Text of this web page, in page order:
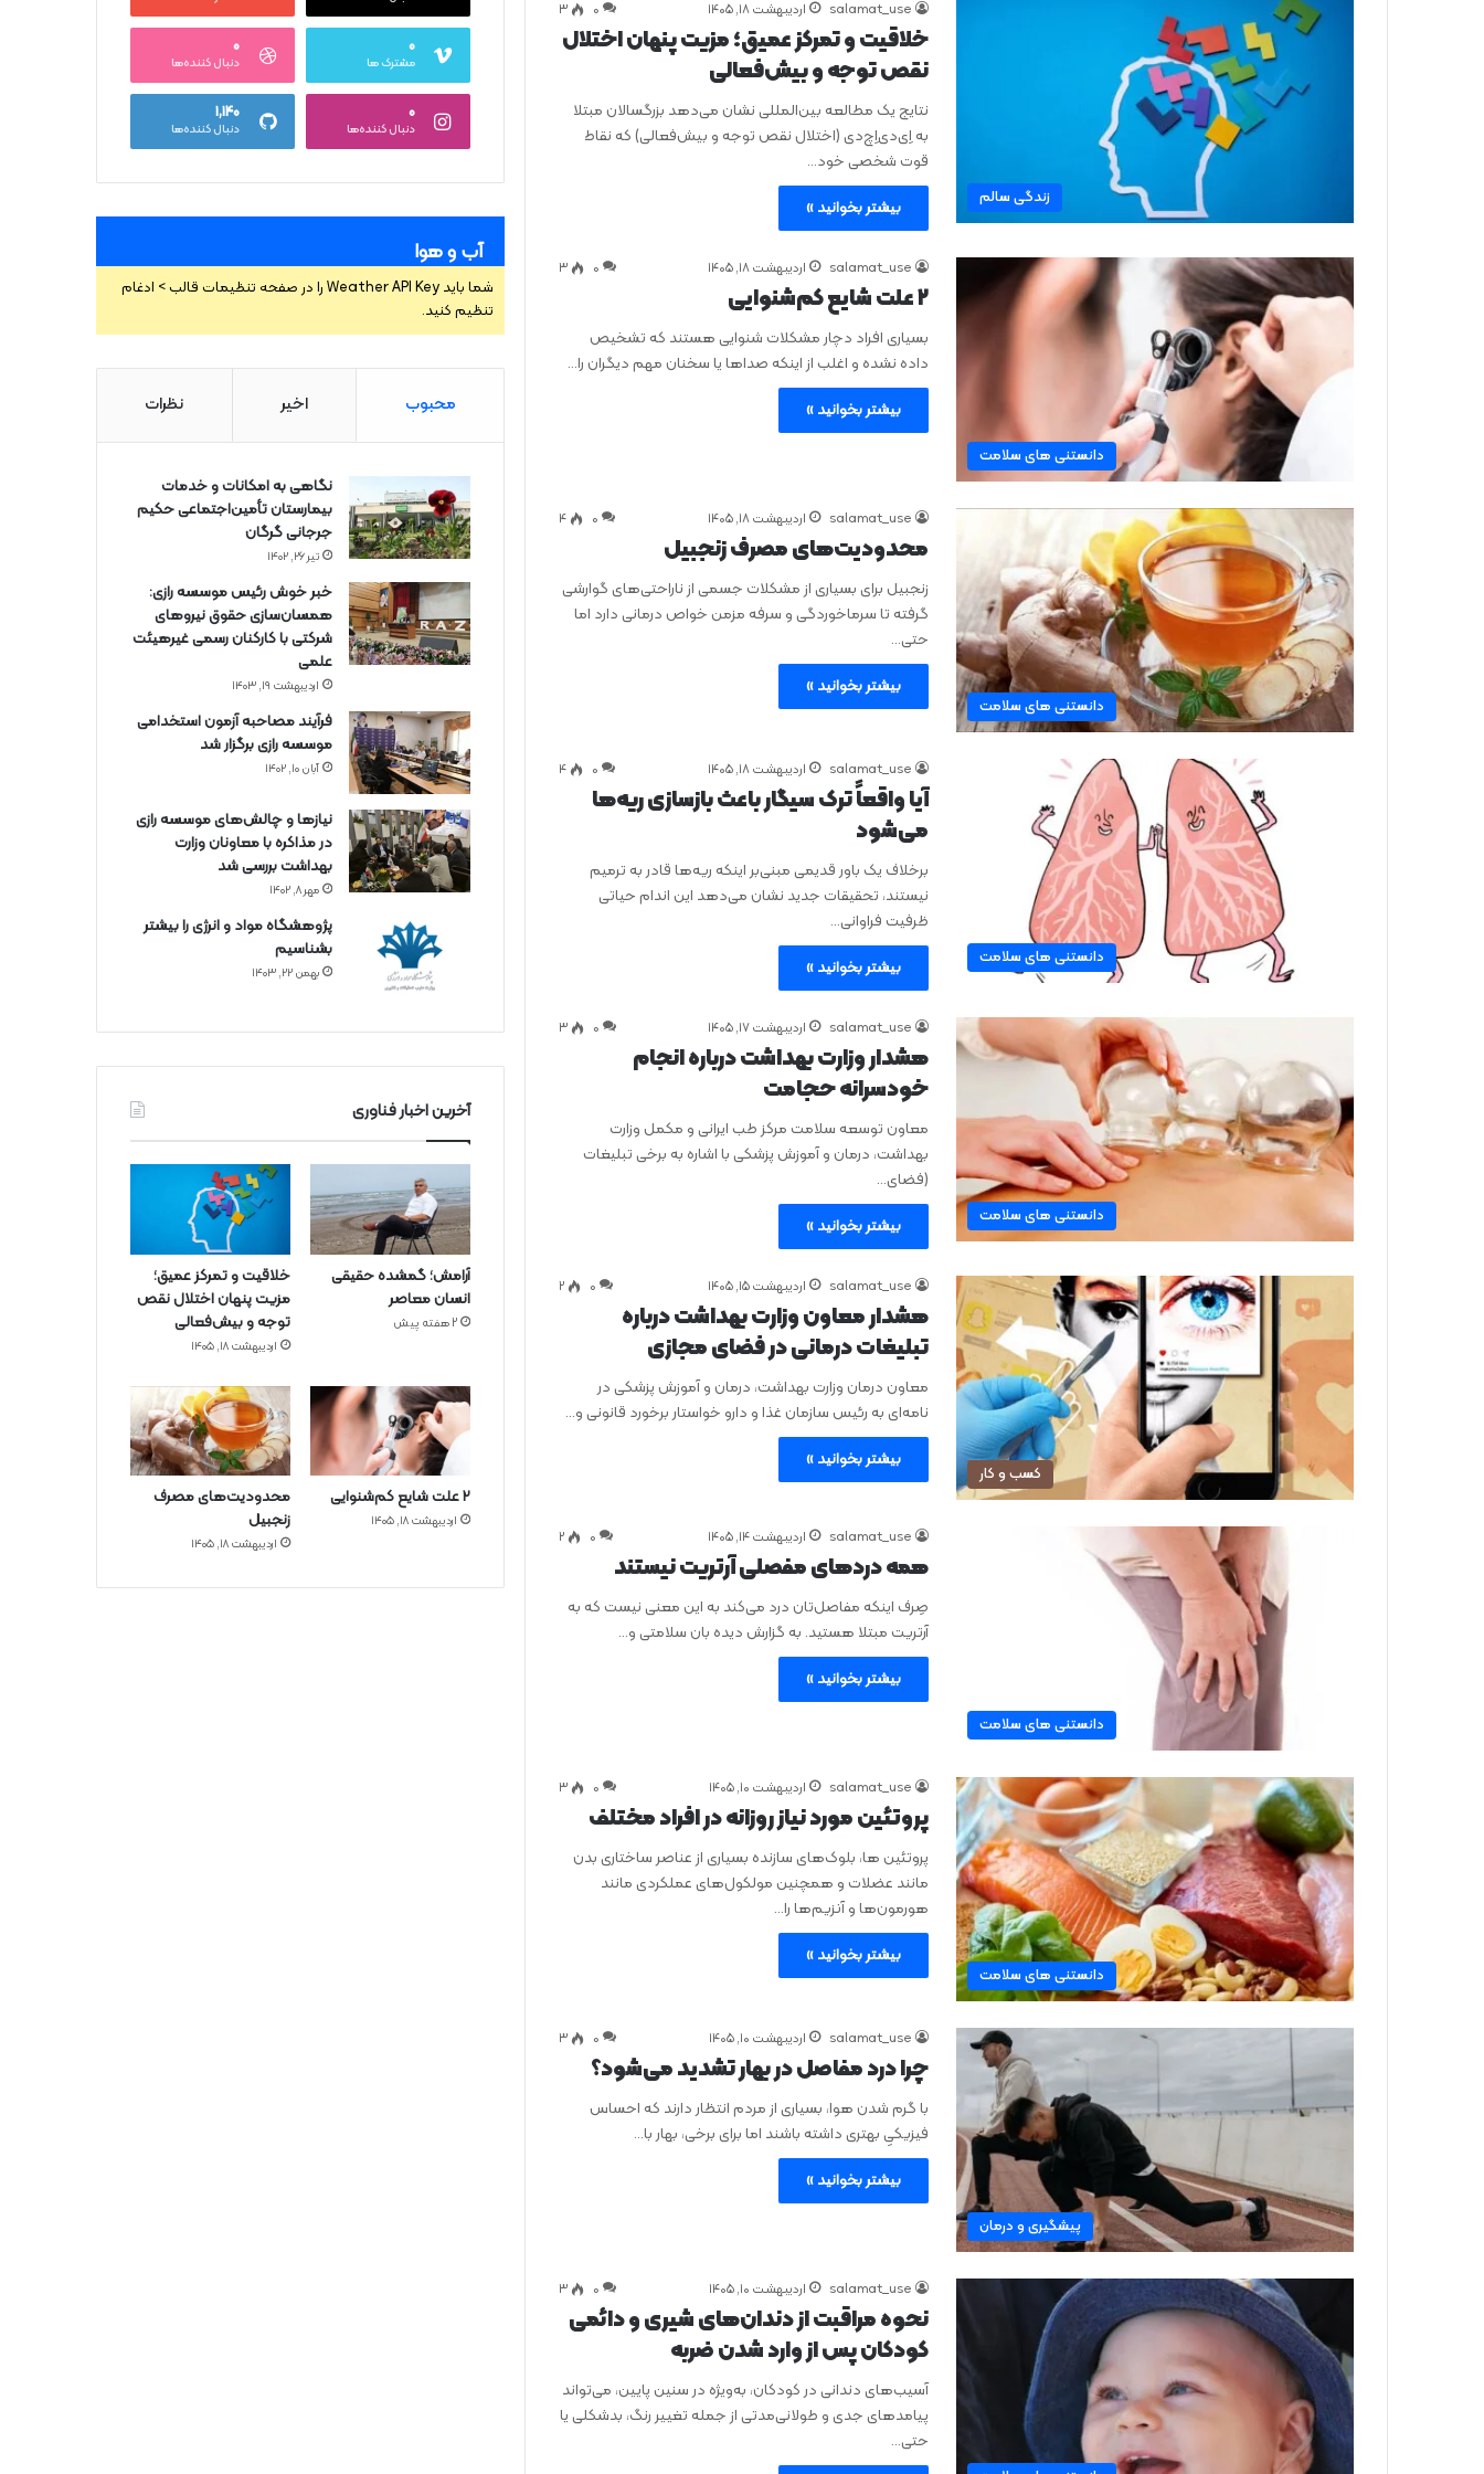
زندگی سالم
salamat_use اردیبهشت ۱۸, ۱۴۰۵ 0 ۳
خلاقیت و تمرکز عمیق؛ مزیت پنهان اختلال
نقص توجه و بیش‌فعالی
نتایج یک مطالعه بین‌المللی نشان می‌دهد بزرگسالان مبتلا
به اِی‌دی‌اِچ‌دی (اختلال نقص توجه و بیش‌فعالی) که نقاط
قوت شخصی خود…
بیشتر بخوانید »
دانستنی های سلامت
salamat_use اردیبهشت ۱۸, ۱۴۰۵ 0 ۳
۲ علت شایع‌ کم‌شنوایی
بسیاری افراد دچار مشکلات شنوایی‌ هستند که تشخیص
داده نشده و اغلب از اینکه صداها یا سخنان مهم دیگران را…
بیشتر بخوانید »
دانستنی های سلامت
salamat_use اردیبهشت ۱۸, ۱۴۰۵ 0 ۴
محدودیت‌های مصرف زنجبیل
زنجبیل برای بسیاری از مشکلات جسمی از ناراحتی‌های گوارشی
گرفته تا سرماخوردگی و سرفه مزمن خواص درمانی دارد اما
حتی…
بیشتر بخوانید »
دانستنی های سلامت
salamat_use اردیبهشت ۱۸, ۱۴۰۵ 0 ۴
آیا واقعاً ترک سیگار باعث بازسازی ریه‌ها
می‌شود
برخلاف یک باور قدیمی مبنی‌بر اینکه ریه‌ها قادر به ترمیم
نیستند، تحقیقات جدید نشان می‌دهد این اندام حیاتی
ظرفیت فراوانی…
بیشتر بخوانید »
دانستنی های سلامت
salamat_use اردیبهشت ۱۷, ۱۴۰۵ 0 ۳
هشدار وزارت بهداشت درباره انجام
خودسرانه حجامت
معاون توسعه سلامت مرکز طب ایرانی و مکمل وزارت
بهداشت، درمان و آموزش پزشکی با اشاره به برخی تبلیغات
(فضای…
بیشتر بخوانید »
کسب و کار
salamat_use اردیبهشت ۱۵, ۱۴۰۵ 0 ۲
هشدار معاون وزارت بهداشت درباره
تبلیغات درمانی در فضای مجازی
معاون درمان وزارت بهداشت، درمان و آموزش پزشکی در
نامه‌ای به رئیس سازمان غذا و دارو خواستار برخورد قانونی و…
بیشتر بخوانید »
دانستنی های سلامت
salamat_use اردیبهشت ۱۴, ۱۴۰۵ 0 ۲
همه دردهای مفصلی آرتریت نیستند
صِرف اینکه مفاصل‌تان درد می‌کند به این معنی نیست که به
آرتریت مبتلا هستید. به گزارش دیده بان سلامتی و…
بیشتر بخوانید »
دانستنی های سلامت
salamat_use اردیبهشت ۱۰, ۱۴۰۵ 0 ۳
پروتئین مورد نیاز روزانه در افراد مختلف
پروتئین‌ ها، بلوک‌های سازنده بسیاری از عناصر ساختاری بدن
مانند عضلات و همچنین مولکول‌های عملکردی مانند
هورمون‌ها و آنزیم‌ها را…
بیشتر بخوانید »
پیشگیری و درمان
salamat_use اردیبهشت ۱۰, ۱۴۰۵ 0 ۳
چرا درد مفاصل در بهار تشدید می‌شود؟
با گرم شدن هوا، بسیاری از مردم انتظار دارند که احساس
فیزیکیِ بهتری داشته باشند اما برای برخی، بهار با…
بیشتر بخوانید »
salamat_use اردیبهشت ۱۰, ۱۴۰۵ 0 ۳
نحوه مراقبت از دندان‌های شیری و دائمی
کودکان پس از وارد شدن ضربه
آسیب‌های دندانی در کودکان، به‌ویژه در سنین پایین، می‌تواند
پیامدهای جدی و طولانی‌مدتی از جمله تغییر رنگ، بدشکلی یا
حتی…
۰
مشترک ها
۰
دنبال کننده‌ها
۰
دنبال کننده‌ها
۱,۱۴۰
دنبال کننده‌ها
آب و هوا
شما باید Weather API Key را در صفحه تنظیمات قالب > ادغام
تنظیم کنید.
محبوب اخیر نظرات
نگاهی به امکانات و خدمات
بیمارستان تأمین‌اجتماعی حکیم
جرجانی گرگان
تیر ۲۶, ۱۴۰۲
خبر خوش رئیس موسسه رازی:
همسان‌سازی حقوق نیروهای
شرکتی با کارکنان رسمی غیرهیئت
علمی
اردیبهشت ۱۹, ۱۴۰۳
فرآیند مصاحبه آزمون استخدامی
موسسه رازی برگزار شد
آبان ۱۰, ۱۴۰۲
نیازها و چالش‌های موسسه رازی
در مذاکره با معاونان وزارت
بهداشت بررسی شد
مهر ۸, ۱۴۰۲
پژوهشگاه مواد و انرژی را بیشتر
بشناسیم
بهمن ۲۲, ۱۴۰۳
آخرین اخبار فناوری
آرامش؛ گمشده حقیقی
انسان معاصر
2 هفته پیش
خلاقیت و تمرکز عمیق؛
مزیت پنهان اختلال نقص
توجه و بیش‌فعالی
اردیبهشت ۱۸, ۱۴۰۵
۲ علت شایع‌ کم‌شنوایی
اردیبهشت ۱۸, ۱۴۰۵
محدودیت‌های مصرف
زنجبیل
اردیبهشت ۱۸, ۱۴۰۵